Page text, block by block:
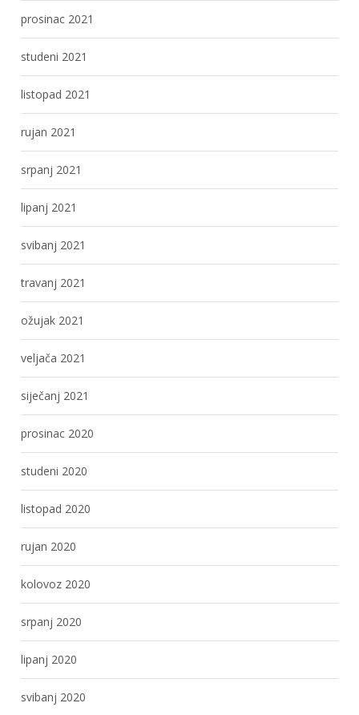
prosinac 2021
studeni 2021
listopad 2021
rujan 2021
srpanj 2021
lipanj 2021
svibanj 2021
travanj 2021
ožujak 2021
veljača 2021
siječanj 2021
prosinac 2020
studeni 2020
listopad 2020
rujan 2020
kolovoz 2020
srpanj 2020
lipanj 2020
svibanj 2020